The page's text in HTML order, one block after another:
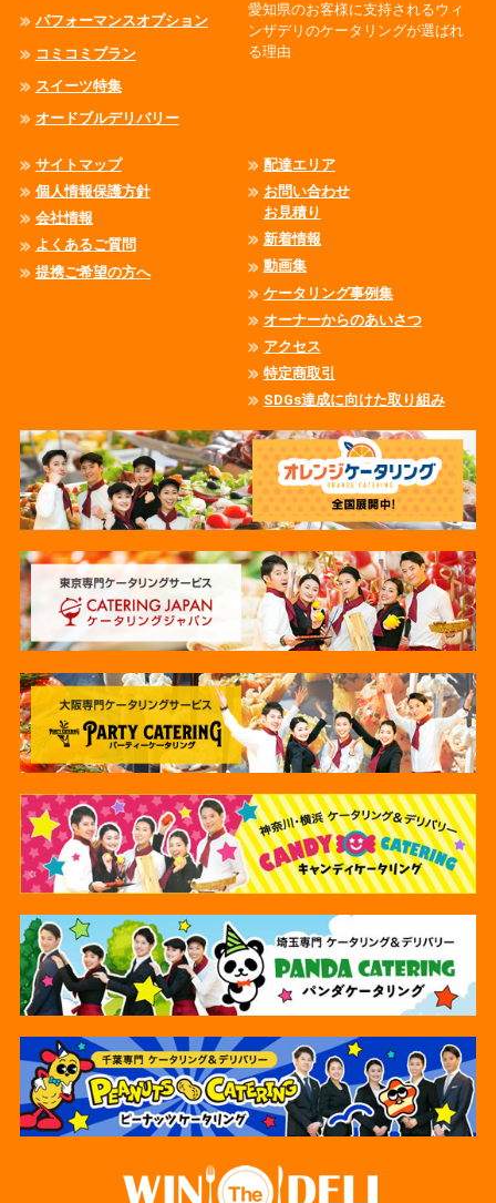
パフォーマンスオプション
コミコミプラン
スイーツ特集
オードブルデリバリー
愛知県のお客様に支持されるウィ
ンザデリのケータリングが選ばれ
る理由
サイトマップ
個人情報保護方針
会社情報
よくあるご質問
提携ご希望の方へ
配達エリア
お問い合わせ
お見積り
新着情報
動画集
ケータリング事例集
オーナーからのあいさつ
アクセス
特定商取引
SDGs達成に向けた取り組み